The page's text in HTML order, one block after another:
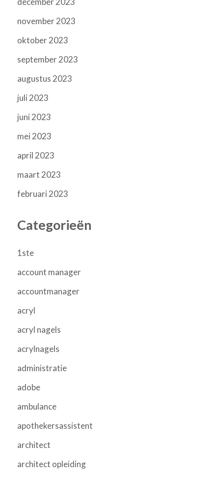
november 2023
oktober 2023
september 2023
augustus 2023
juli 2023
juni 2023
mei 2023
april 2023
maart 2023
februari 2023
Categorieën
1ste
account manager
accountmanager
acryl
acryl nagels
acrylnagels
administratie
adobe
ambulance
apothekersassistent
architect
architect opleiding